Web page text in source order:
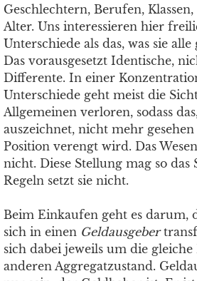
Geschlechtern, Berufen,
Alter. Uns interessieren hier
Unterschiede als das, was sie
Das vorausgesetzt Identische,
Differente. In einer
Unterschiede geht meist die
Allgemeinen verloren, sodass
auszeichnet, nicht mehr
Position verengt wird. Das
nicht. Diese Stellung mag so das
Regeln setzt sie nicht.
Beim Einkaufen geht es darum,
sich in einen Geldausgeber
sich dabei jeweils um die
anderen Aggregatzustand.